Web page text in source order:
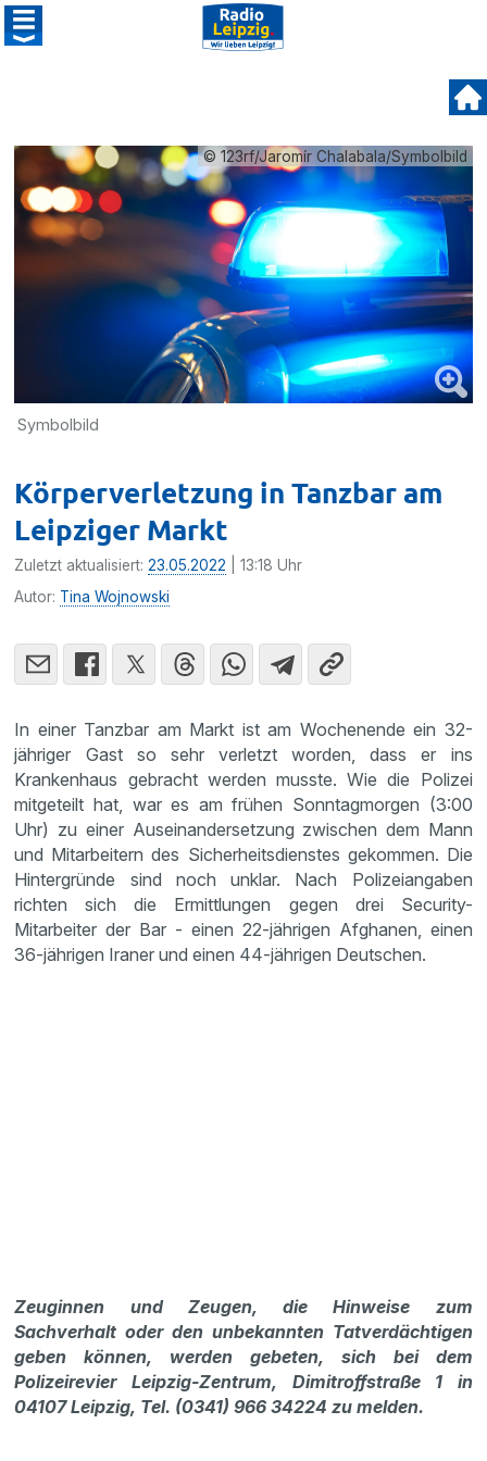
© 123rf/Jaromír Chalabala/Symbolbild
Symbolbild
Körperverletzung in Tanzbar am
Leipziger Markt
Zuletzt aktualisiert:23.05.2022 | 13:18 Uhr
Autor: Tina Wojnowski
In einer Tanzbar am Markt ist am Wochenende ein 32-
jähriger Gast so sehr verletzt worden, dass er ins
Krankenhaus gebracht werden musste. Wie die Polizei
mitgeteilt hat, war es am frühen Sonntagmorgen (3:00
Uhr) zu einer Auseinandersetzung zwischen dem Mann
und Mitarbeitern des Sicherheitsdienstes gekommen. Die
Hintergründe sind noch unklar. Nach Polizeiangaben
richten sich die Ermittlungen gegen drei Security-
Mitarbeiter der Bar - einen 22-jährigen Afghanen, einen
36-jährigen Iraner und einen 44-jährigen Deutschen.
Zeuginnen und Zeugen, die Hinweise zum
Sachverhalt oder den unbekannten Tatverdächtigen
geben können, werden gebeten, sich bei dem
Polizeirevier Leipzig-Zentrum, Dimitroffstraße 1 in
04107 Leipzig, Tel. (0341) 966 34224 zu melden.